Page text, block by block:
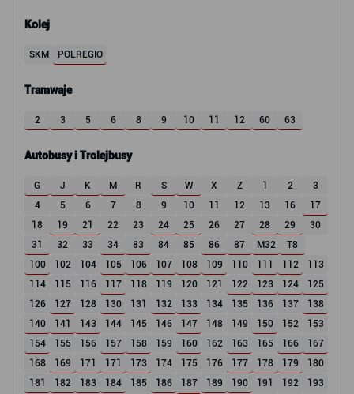
Kolej
SKM POLREGIO
Tramwaje
2 3 5 6 8 9 10 11 12 60 63
Autobusy i Trolejbusy
G J K M R S W X Z 1 2
3
4
5 6 7 8 9 10 11 12 13 16
17
18
19 21 22 23 24 25 26 27 28 29
30
31
32 33 34 83 84 85 86 87 M32
T8
100
102 104 105 106 107 108 109 110 111 112
113
114
115 116 117 118 119 120 121 122 123 124
125
126
127 128 130 131 132 133 134 135 136 137
138
140
141 143 144 145 146 147 148 149 150 152
153
154
155 156 157 158 159 160 162 163 165 166
167
168
169 171 171 173 174 175 176 177 178 179
180
181
182 183 184 185 186 187 189 190 191 192
193